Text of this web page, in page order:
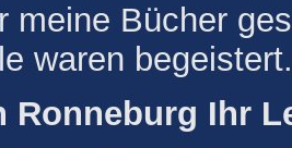
meine Bücher
waren begeistert.
Ronneburg Ihr